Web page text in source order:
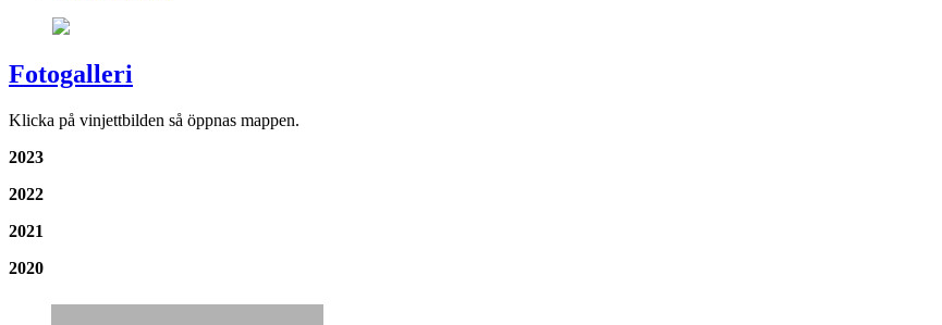
Fotogalleri
Klicka på vinjettbilden så öppnas mappen.
2023
2022
2021
2020